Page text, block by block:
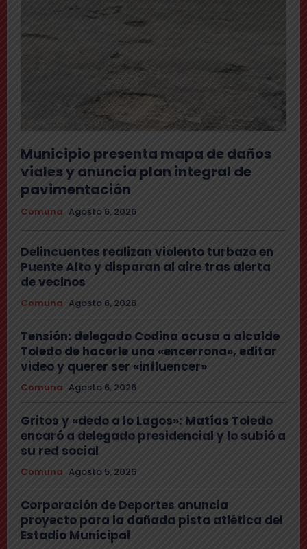
Municipio presenta mapa de daños
viales y anuncia plan integral de
pavimentación
Comuna Agosto 6, 2026
Delincuentes realizan violento turbazo en
Puente Alto y disparan al aire tras alerta
de vecinos
Comuna Agosto 6, 2026
Tensión: delegado Codina acusa a alcalde
Toledo de hacerle una «encerrona», editar
video y querer ser «influencer»
Comuna Agosto 6, 2026
Gritos y «dedo a lo Lagos»: Matías Toledo
encaró a delegado presidencial y lo subió a
su red social
Comuna Agosto 5, 2026
Corporación de Deportes anuncia
proyecto para la dañada pista atlética del
Estadio Municipal